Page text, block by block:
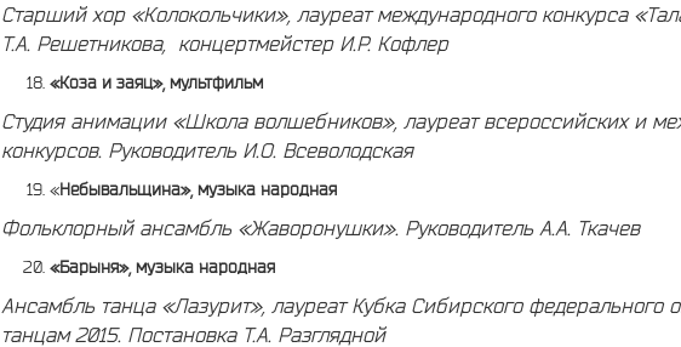
Старший хор «Колокольчики», лауреат международного конкурса
Т.А. Решетникова, концертмейстер И.Р. Кофлер
«Коза и заяц», мультфильм
Студия анимации «Школа волшебников», лауреат всероссийских и
конкурсов. Руководитель И.О. Всеволодская
«Небывальщина», музыка народная
Фольклорный ансамбль «Жаворонушки». Руководитель А.А. Ткачев
«Барыня», музыка народная
Ансамбль танца «Лазурит», лауреат Кубка Сибирского федерального
танцам 2015. Постановка Т.А. Разглядной